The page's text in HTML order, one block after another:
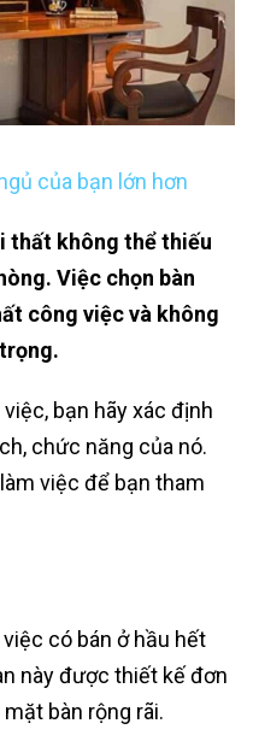
của bạn lớn hơn
thất không thể thiếu
Việc chọn bàn
công việc và không
bạn hãy xác định
chức năng của nó.
việc để bạn tham
có bán ở hầu hết
này được thiết kế đơn
bàn rộng rãi.